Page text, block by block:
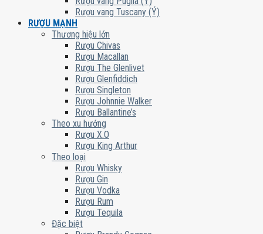
Rượu vang Tuscany (Ý)
RƯỢU MẠNH
Thương hiệu lớn
Rượu Chivas
Rượu Macallan
Rượu The Glenlivet
Rượu Glenfiddich
Rượu Singleton
Rượu Johnnie Walker
Rượu Ballantine’s
Theo xu hướng
Rượu X.O
Rượu King Arthur
Theo loại
Rượu Whisky
Rượu Gin
Rượu Vodka
Rượu Rum
Rượu Tequila
Đặc biệt